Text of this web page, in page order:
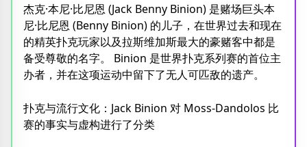
杰克·本尼·比尼恩 (Jack Benny Binion) 是赌场巨头本
尼·比尼恩 (Benny Binion) 的儿子，在世界过去和现在
的精英扑克玩家以及拉斯维加斯最大的豪赌客中都是
备受尊敬的名字。 Binion 是世界扑克系列赛的首位主
办者，并在这项运动中留下了无人可匹敌的遗产。
扑克与流行文化：Jack Binion 对 Moss-Dandolos 比
赛的事实与虚构进行了分类